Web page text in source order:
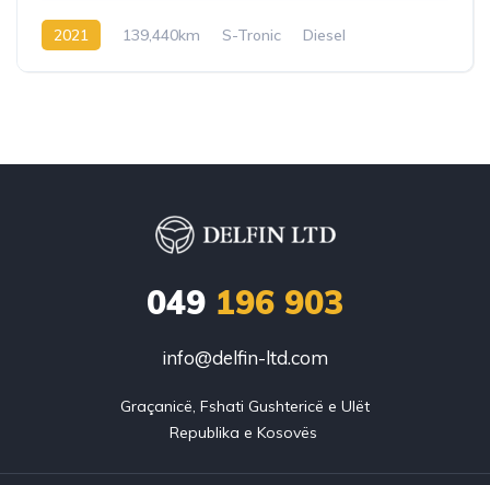
2021 139,440km S-Tronic Diesel
049 196 903
info@delfin-ltd.com
Graçanicë, Fshati Gushtericë e Ulët